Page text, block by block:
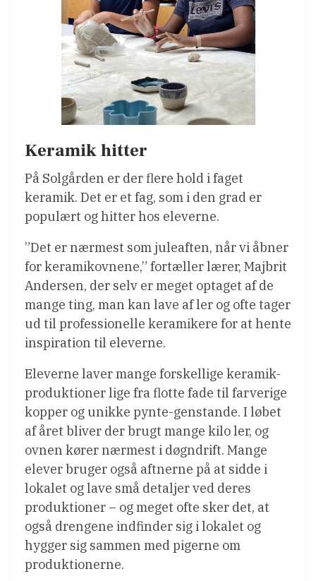
Keramik hitter
På Solgården er der flere hold i faget
keramik. Det er et fag, som i den grad er
populært og hitter hos eleverne.
”Det er nærmest som juleaften, når vi åbner
for keramikovnene,” fortæller lærer, Majbrit
Andersen, der selv er meget optaget af de
mange ting, man kan lave af ler og ofte tager
ud til professionelle keramikere for at hente
inspiration til eleverne.
Eleverne laver mange forskellige keramik-
produktioner lige fra flotte fade til farverige
kopper og unikke pynte-genstande. I løbet
af året bliver der brugt mange kilo ler, og
ovnen kører nærmest i døgndrift. Mange
elever bruger også aftnerne på at sidde i
lokalet og lave små detaljer ved deres
produktioner – og meget ofte sker det, at
også drengene indfinder sig i lokalet og
hygger sig sammen med pigerne om
produktionerne.